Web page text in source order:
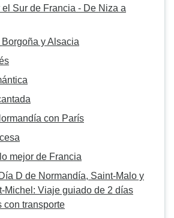
Sur de Francia - De Niza a
y Alsacia
con París
mejor de Francia
D de Normandía, Saint-Malo y
Michel: Viaje guiado de 2 días
con transporte